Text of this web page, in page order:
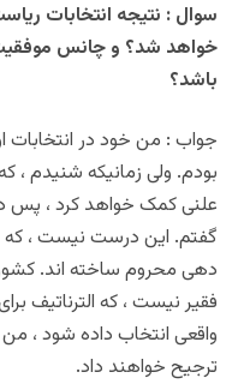
سوال : نتیجه انتخابات
خواهد شد؟ و چانس
باشد؟
جواب : من خود در انتخابات
بودم. ولی زمانیکه شنیدم
علنی کمک خواهد کرد ، پس
گفتم. این درست نیست ، که
دهی محروم ساخته اند.
فقیر نیست ، که الترناتیف
واقعی انتخاب داده شود ،
ترجیح خواهند داد.